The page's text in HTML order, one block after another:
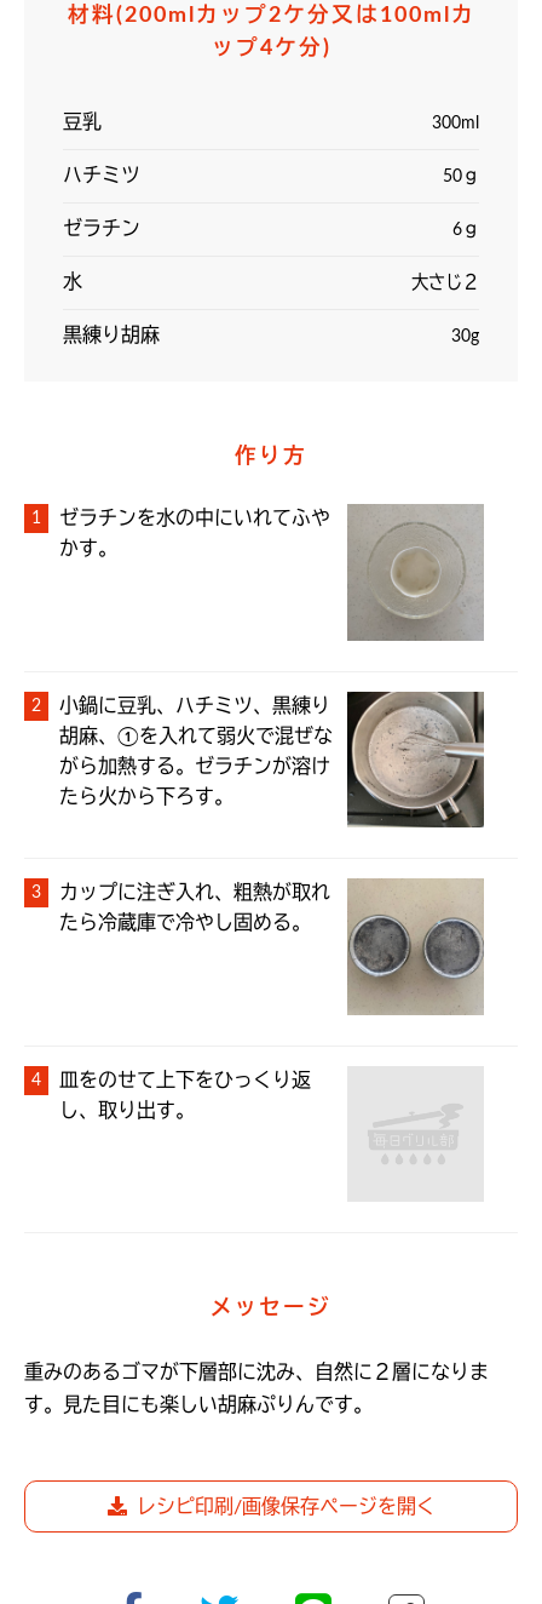
材料(200mlカップ2ケ分又は100mlカ
ップ4ケ分)
豆乳 300ml
ハチミツ 50ｇ
ゼラチン 6ｇ
水 大さじ２
黒練り胡麻 30g
作り方
ゼラチンを水の中にいれてふや
かす。
小鍋に豆乳、ハチミツ、黒練り
胡麻、①を入れて弱火で混ぜな
がら加熱する。ゼラチンが溶け
たら火から下ろす。
カップに注ぎ入れ、粗熱が取れ
たら冷蔵庫で冷やし固める。
皿をのせて上下をひっくり返
し、取り出す。
メッセージ
重みのあるゴマが下層部に沈み、自然に２層になりま
す。見た目にも楽しい胡麻ぷりんです。
レシピ印刷/画像保存ページを開く